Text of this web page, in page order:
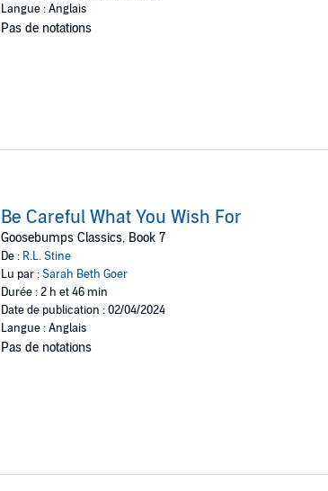
Langue : Anglais
Pas de notations
Be Careful What You Wish For
Goosebumps Classics, Book 7
De : R.L. Stine
Lu par :Sarah Beth Goer
Durée : 2 h et 46 min
Date de publication : 02/04/2024
Langue : Anglais
Pas de notations